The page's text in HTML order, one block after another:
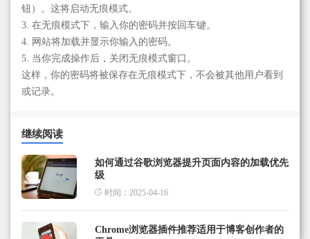
钮）。这将启动无痕模式。
3. 在无痕模式下，输入你的密码并按回车键。
4. 网站将加载并显示你输入的密码。
5. 当你完成操作后，关闭无痕模式窗口。
这样，你的密码将被保存在无痕模式下，不会被其他用户看到
或记录。
继续阅读
如何通过谷歌浏览器提升页面内容的加载优先
级
时间：2025-04-16
Chrome浏览器插件推荐适用于博客创作者的